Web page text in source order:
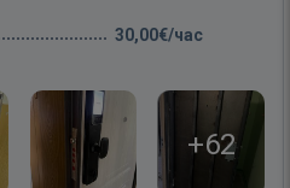
30,00€/час
+62